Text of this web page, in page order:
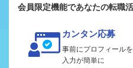
会員限定機能であなたの転職
カンタン応募
事前にプロフィール
入力が簡単に